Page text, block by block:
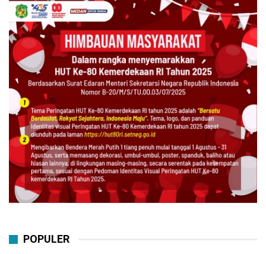
POPULER